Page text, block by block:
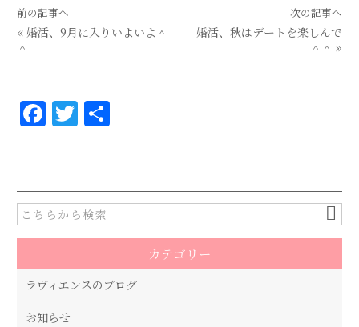
前の記事へ
« 婚活、9月に入りいよいよ＾
＾
次の記事へ
婚活、秋はデートを楽しんで
＾＾ »
F
a
e
b
o
o
k
T
w
te
r
カテゴリー
ラヴィエンスのブログ
お知らせ